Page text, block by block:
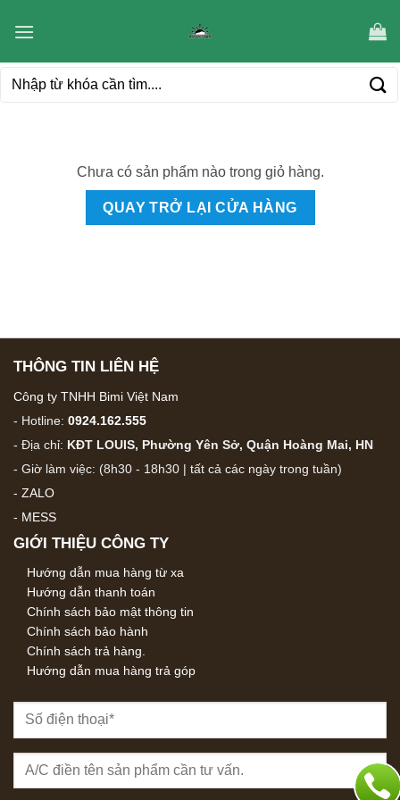
qua
dung
Tìm
Chưa có sản phẩm nào trong giỏ hàng.
QUAY TRỞ LẠI CỬA HÀNG
THÔNG TIN LIÊN HỆ
Công ty TNHH Bimi Việt Nam
- Hotline: 0924.162.555
- Địa chỉ: KĐT LOUIS, Phường Yên Sở, Quận Hoàng Mai, HN
- Giờ làm việc: (8h30 - 18h30 | tất cả các ngày trong tuần)
- ZALO
- MESS
GIỚI THIỆU CÔNG TY
Hướng dẫn mua hàng từ xa
Hướng dẫn thanh toán
Chính sách bảo mật thông tin
Chính sách bảo hành
Chính sách trả hàng.
Hướng dẫn mua hàng trả góp